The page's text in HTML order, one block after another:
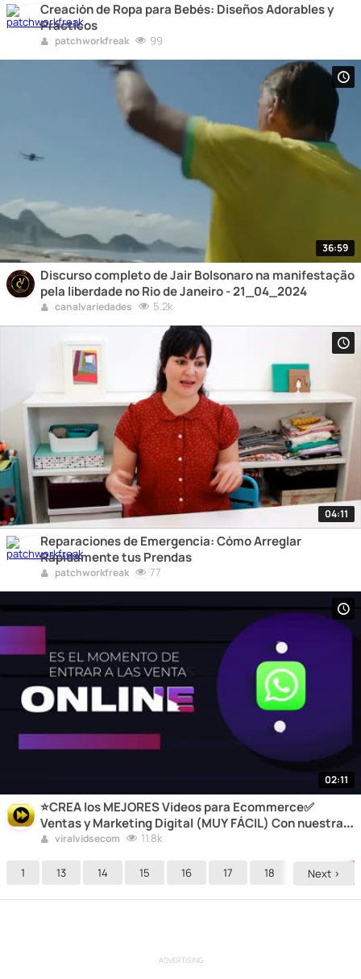
Creación de Ropa para Bebés: Diseños Adorables y
Prácticos
patchworkfreak 99
36:59
Discurso completo de Jair Bolsonaro na manifestação
pela liberdade no Rio de Janeiro - 21_04_2024
canalvariedades 5.2k
04:11
Reparaciones de Emergencia: Cómo Arreglar
Rápidamente tus Prendas
patchworkfreak 77
02:11
⭐CREA los MEJORES Videos para Ecommerce✅
Ventas y Marketing Digital (MUY FÁCIL) Con nuestra
GUIA ?
viralvidsecom 11.8k
1 13 14 15 16 17 18 19
Next >
ADVERTISING